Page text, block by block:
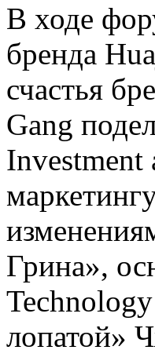
В ходе
бренда
счастья
Gang
Investment
Грина»,
лопатой»